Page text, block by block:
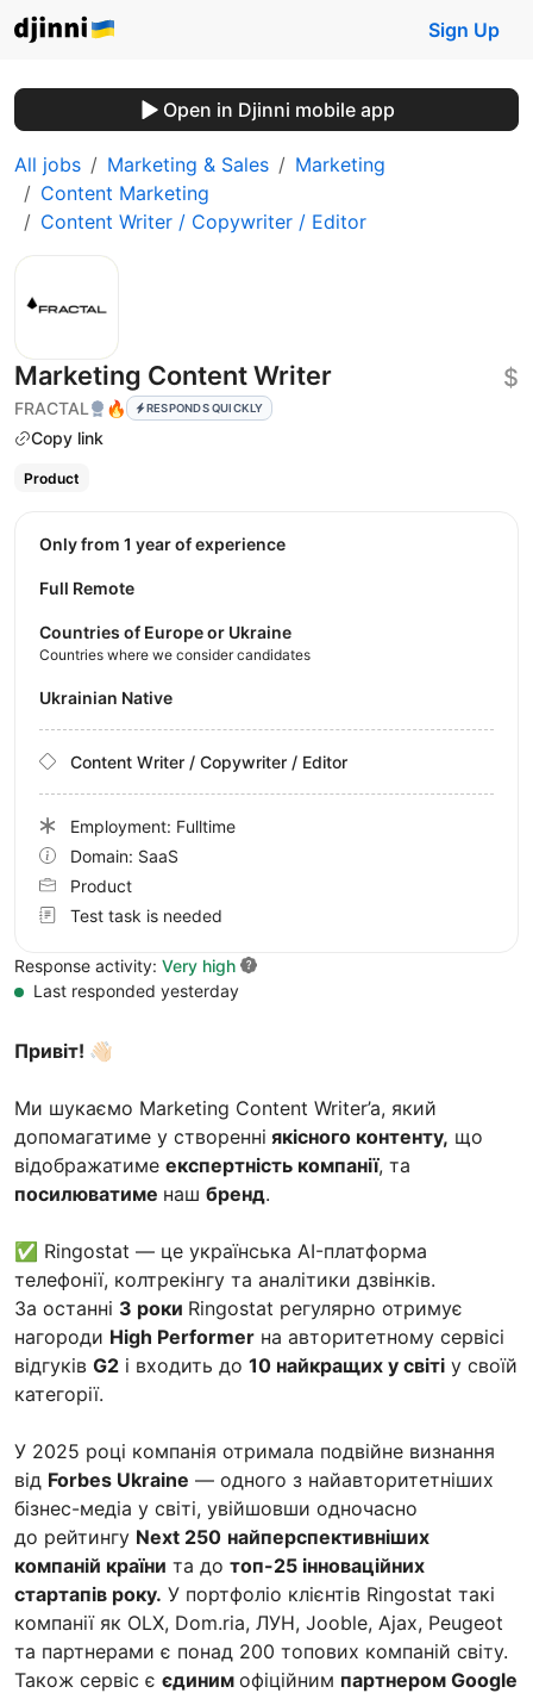
Sign Up
Open in Djinni mobile app
All jobs Marketing & Sales
Marketing
Content Marketing
Content Writer / Copywriter / Editor
Marketing Content Writer
FRACTAL 🔥 RESPONDS QUICKLY
Copy link
$
Product
Привіт! 👋🏻
Ми шукаємо Marketing Content Writer’a, який
допомагатиме у створенні якісного контенту, що
відображатиме експертність компанії, та
посилюватиме наш бренд.
✅ Ringostat — це українська AI-платформа
телефонії, колтрекінгу та аналітики дзвінків.
За останні 3 роки Ringostat регулярно отримує
нагороди High Performer на авторитетному сервісі
відгуків G2 і входить до 10 найкращих у світі у своїй
категорії.
У 2025 році компанія отримала подвійне визнання
від Forbes Ukraine — одного з найавторитетніших
бізнес-медіа у світі, увійшовши одночасно
до рейтингу Next 250 найперспективніших
компаній країни та до топ-25 інноваційних
стартапів року. У портфоліо клієнтів Ringostat такі
компанії як OLX, Dom.ria, ЛУН, Jooble, Ajax, Peugeot
та партнерами є понад 200 топових компаній світу.
Також сервіс є єдиним офіційним партнером Google
Only from 1 year of experience
Full Remote
Countries of Europe or Ukraine
Countries where we consider candidates
Ukrainian Native
Content Writer / Copywriter / Editor
Employment: Fulltime
Domain: SaaS
Product
Test task is needed
Response activity: Very high
Last responded yesterday